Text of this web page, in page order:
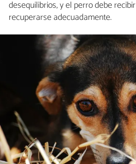
desequilibrios, y el perro debe recibir
recuperarse adecuadamente.